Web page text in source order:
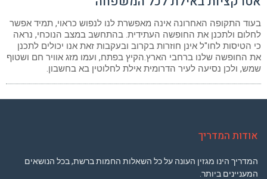
בעוד התקופה האחרונה אינה מאפשרת לנו לנפוש כראוי, תמיד אפשר
לחלום ולתכנן את החופשה העתידית. בהתחשב במצב הנוכחי, נראה
כי הטיסות לחו"ל אינן חוזרות בקרוב ובעקבות זאת אנו יכולים לתכנן
את החופשה שלנו ברחבי הארץ.הקיץ בפתח, ועמו מזג אוויר חם ושטוף
שמש, ולכן נסיעה לעיר הדרומית אילת לחלוטין בא בחשבון.
אודות המדריך
המדריך הינו מגזין העונה על כל השאלות החמות ברשת, בכל הנושאים
המעניינים ביותר.